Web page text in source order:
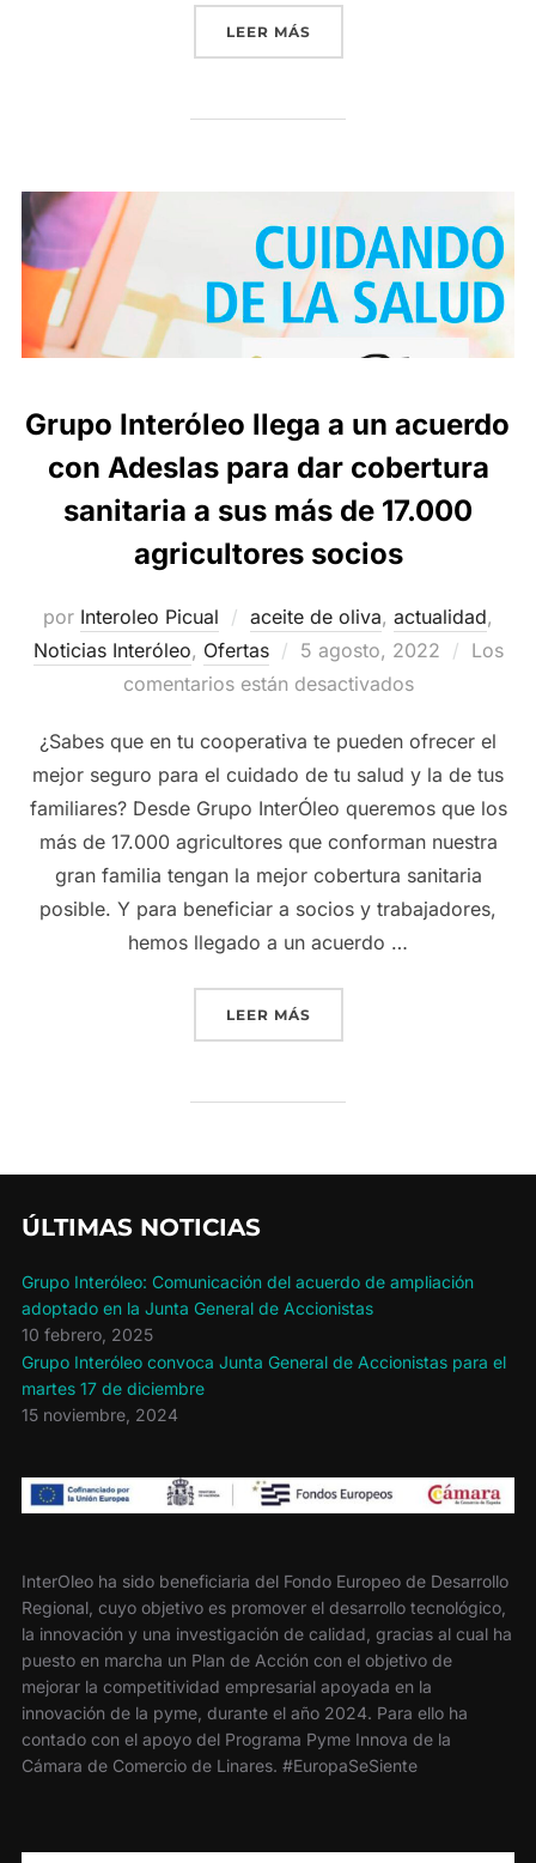
LEER MÁS«GRUPO INTERÓLEO
Grupo Interóleo llega a un acuerdo
con Adeslas para dar cobertura
sanitaria a sus más de 17.000
agricultores socios
por Interoleo Picual aceite de oliva, actualidad,
Noticias Interóleo, Ofertas
Publicado
el
5 agosto, 2022
Los
comentarios están desactivados
¿Sabes que en tu cooperativa te pueden ofrecer el
mejor seguro para el cuidado de tu salud y la de tus
familiares? Desde Grupo InterÓleo queremos que los
más de 17.000 agricultores que conforman nuestra
gran familia tengan la mejor cobertura sanitaria
posible. Y para beneficiar a socios y trabajadores,
hemos llegado a un acuerdo …
LEER MÁS«GRUPO INTERÓLEO
ÚLTIMAS NOTICIAS
Grupo Interóleo: Comunicación del acuerdo de ampliación
adoptado en la Junta General de Accionistas
10 febrero, 2025
Grupo Interóleo convoca Junta General de Accionistas para el
martes 17 de diciembre
15 noviembre, 2024
InterOleo ha sido beneficiaria del Fondo Europeo de Desarrollo
Regional, cuyo objetivo es promover el desarrollo tecnológico,
la innovación y una investigación de calidad, gracias al cual ha
puesto en marcha un Plan de Acción con el objetivo de
mejorar la competitividad empresarial apoyada en la
innovación de la pyme, durante el año 2024. Para ello ha
contado con el apoyo del Programa Pyme Innova de la
Cámara de Comercio de Linares. #EuropaSeSiente